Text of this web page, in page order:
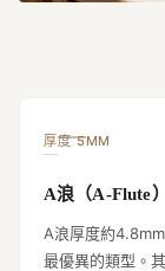
厚度 5MM
A浪（A-Flute
A浪厚度約
最優異的類型。